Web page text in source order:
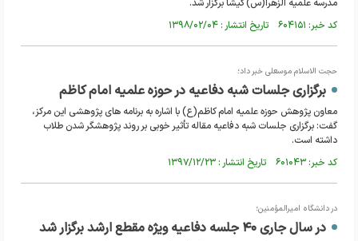
مدرسه علمیه الزهرا(س) گیشا برگزار شد.
کد خبر: ۶۰۴۱۵۱ تاریخ انتشار : ۱۳۹۸/۰۲/۰۴
حجت الاسلام موسعلی خبر داد؛
برگزاری جلسات شبه دفاعیه در حوزه علمیه امام کاظم
معاون پژوهش حوزه علمیه امام کاظم(ع) با اشاره به برنامه های پژوهشی این مرکز،
گفت: برگزاری جلسات شبه دفاعیه مقاله تأثیر خوبی بر روند پژوهشگر شدن طلاب
داشته است.
کد خبر: ۶۰۱۰۴۳ تاریخ انتشار : ۱۳۹۷/۱۲/۲۳
در دانشگاه امیرالمؤمنین؛
در سال جاری ۴۰ جلسه دفاعیه ویژه مقطع ارشد برگزار شد